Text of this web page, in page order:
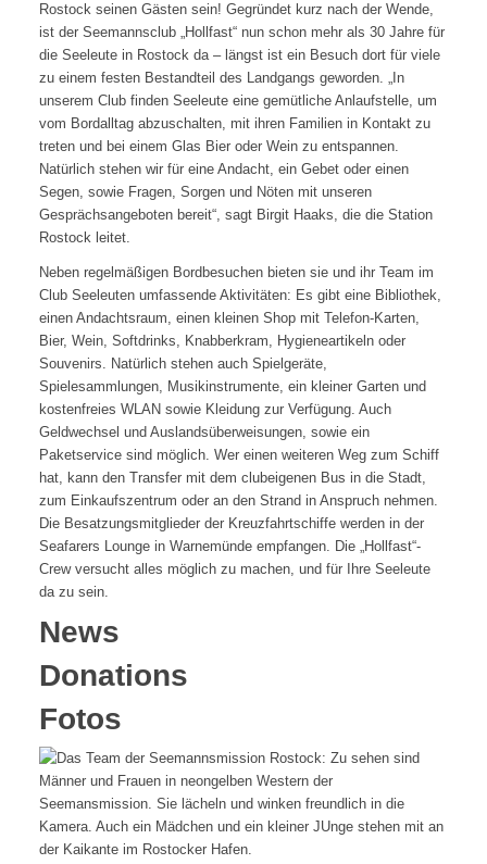
Rostock seinen Gästen sein! Gegründet kurz nach der Wende,
ist der Seemannsclub „Hollfast“ nun schon mehr als 30 Jahre für
die Seeleute in Rostock da – längst ist ein Besuch dort für viele
zu einem festen Bestandteil des Landgangs geworden. „In
unserem Club finden Seeleute eine gemütliche Anlaufstelle, um
vom Bordalltag abzuschalten, mit ihren Familien in Kontakt zu
treten und bei einem Glas Bier oder Wein zu entspannen.
Natürlich stehen wir für eine Andacht, ein Gebet oder einen
Segen, sowie Fragen, Sorgen und Nöten mit unseren
Gesprächsangeboten bereit“, sagt Birgit Haaks, die die Station
Rostock leitet.
Neben regelmäßigen Bordbesuchen bieten sie und ihr Team im
Club Seeleuten umfassende Aktivitäten: Es gibt eine Bibliothek,
einen Andachtsraum, einen kleinen Shop mit Telefon-Karten,
Bier, Wein, Softdrinks, Knabberkram, Hygieneartikeln oder
Souvenirs. Natürlich stehen auch Spielgeräte,
Spielesammlungen, Musikinstrumente, ein kleiner Garten und
kostenfreies WLAN sowie Kleidung zur Verfügung. Auch
Geldwechsel und Auslandsüberweisungen, sowie ein
Paketservice sind möglich. Wer einen weiteren Weg zum Schiff
hat, kann den Transfer mit dem clubeigenen Bus in die Stadt,
zum Einkaufszentrum oder an den Strand in Anspruch nehmen.
Die Besatzungsmitglieder der Kreuzfahrtschiffe werden in der
Seafarers Lounge in Warnemünde empfangen. Die „Hollfast“-
Crew versucht alles möglich zu machen, und für Ihre Seeleute
da zu sein.
News
Donations
Fotos